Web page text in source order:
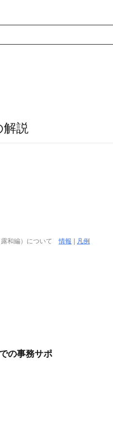
解説
露和編）について情報 凡例
の事務サポ